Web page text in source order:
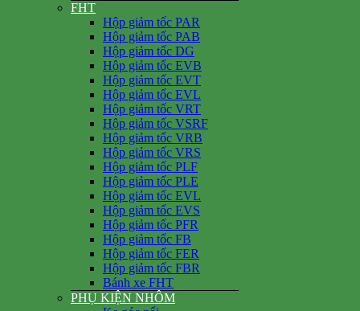
FHT
Hộp giảm tốc PAR
Hộp giảm tốc PAB
Hộp giảm tốc DG
Hộp giảm tốc EVB
Hộp giảm tốc EVT
Hộp giảm tốc EVL
Hộp giảm tốc VRT
Hộp giảm tốc VSRF
Hộp giảm tốc VRB
Hộp giảm tốc VRS
Hộp giảm tốc PLF
Hộp giảm tốc PLE
Hộp giảm tốc EVL
Hộp giảm tốc EVS
Hộp giảm tốc PFR
Hộp giảm tốc FB
Hộp giảm tốc FER
Hộp giảm tốc FBR
Bánh xe FHT
PHỤ KIỆN NHÔM